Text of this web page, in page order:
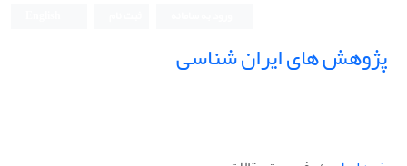
پژوهش های ایران شناسی